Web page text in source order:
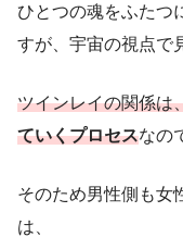
ひとつの魂をふたつ
すが、宇宙の視点で
ツインレイの関係は
ていくプロセスなの
そのため男性側も女
は、